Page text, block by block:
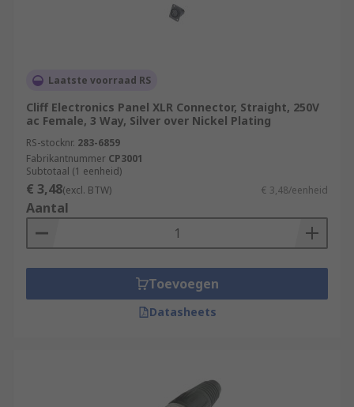
Laatste voorraad RS
Cliff Electronics Panel XLR Connector, Straight, 250V
ac Female, 3 Way, Silver over Nickel Plating
RS-stocknr. 283-6859
Fabrikantnummer CP3001
Subtotaal (1 eenheid)
€ 3,48(excl. BTW) € 3,48/eenheid
Aantal
Toevoegen
Datasheets